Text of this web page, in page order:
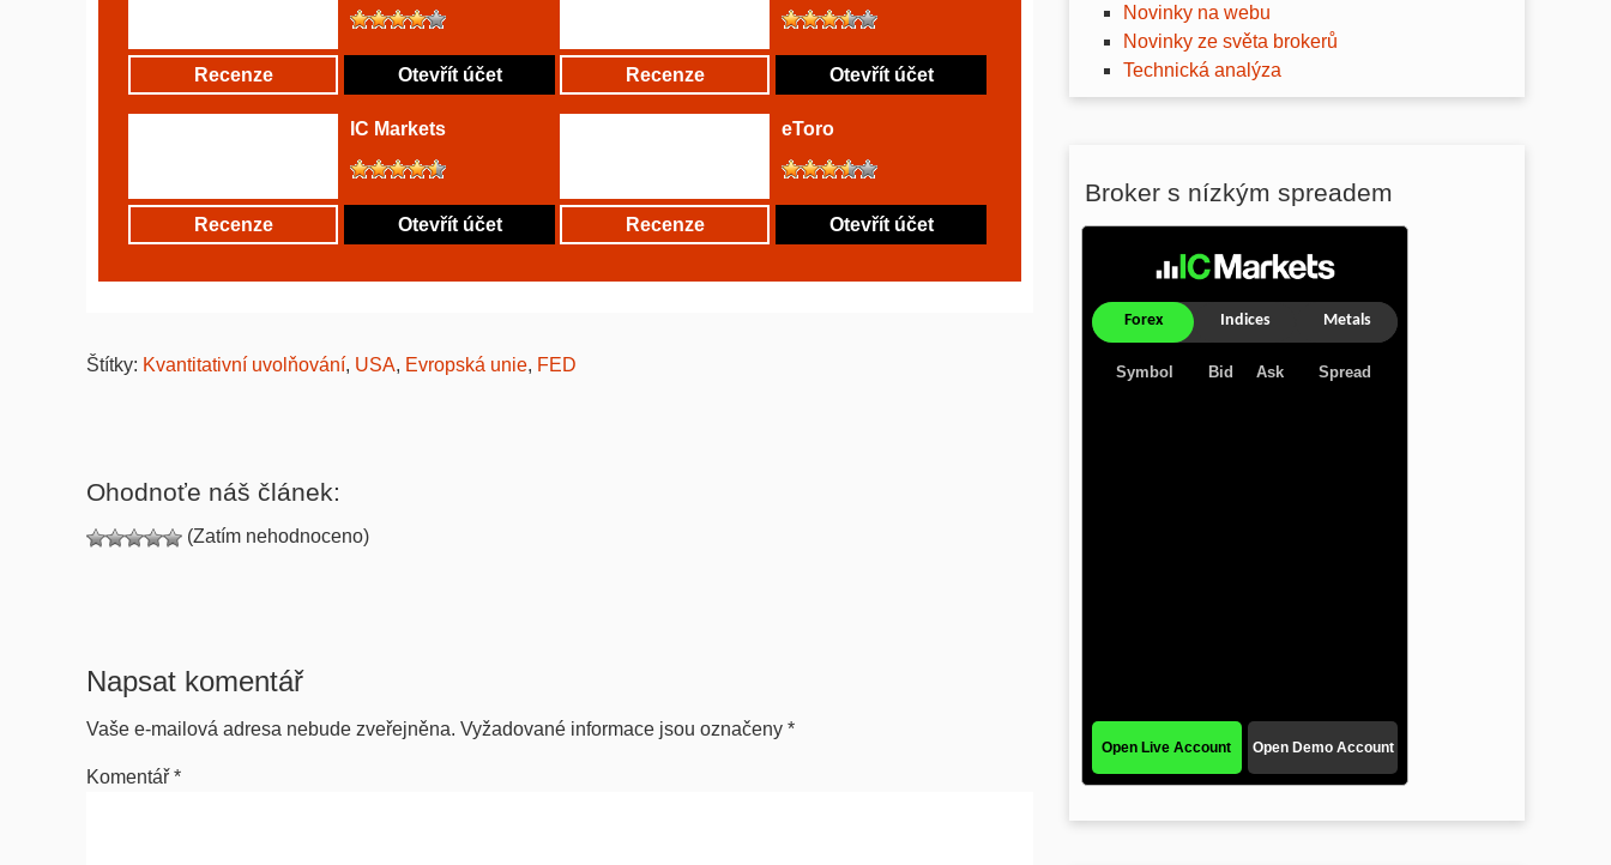
Recenze Otevřít účet Recenze Otevřít účet
IC Markets
Recenze Otevřít účet
eToro
Recenze Otevřít účet
Štítky: Kvantitativní uvolňování, USA, Evropská unie, FED
Ohodnoťe náš článek:
(Zatím nehodnoceno)
Napsat komentář
Vaše e-mailová adresa nebude zveřejněna. Vyžadované informace jsou označeny *
Komentář *
Novinky na webu
Novinky ze světa brokerů
Technická analýza
Broker s nízkým spreadem